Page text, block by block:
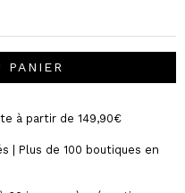
PANIER
à partir de 149,90€
| Plus de 100 boutiques en